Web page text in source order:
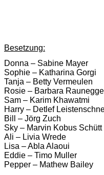
Besetzung:
Donna – Sabine Mayer
Sophie – Katharina Gorgi
Tanja – Betty Vermeulen
Rosie – Barbara
Sam – Karim Khawatmi
Harry – Detlef
Bill – Jörg Zuch
Sky – Marvin Kobus Schütt
Ali – Livia Wrede
Lisa – Abla Alaoui
Eddie – Timo Muller
Pepper – Mathew Bailey